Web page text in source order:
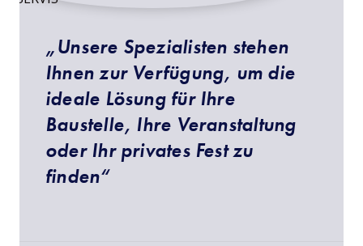
„Unsere Spezialisten stehen
Ihnen zur Verfügung, um die
ideale Lösung für Ihre
Baustelle, Ihre Veranstaltung
oder Ihr privates Fest zu
finden“